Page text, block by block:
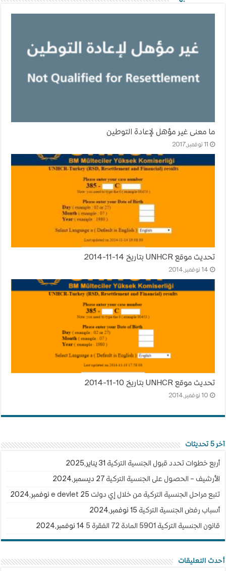
ما معنى غير مؤهل لإعادة التوطين
11 نوفمبر,2017
تحديث موقع UNHCR بتاريخ 14-11-2014
14 نوفمبر,2014
تحديث موقع UNHCR بتاريخ 10-11-2014
10 نوفمبر,2014
آخر 5 تحديثات
أربع خطوات تحدد قبول الجنسية التركية 31 يناير,2025
الأرشيف – الحصول على الجنسية التركية 27 ديسمبر,2024
تتبع مراحل الجنسية التركية من خلال إي دولت e devlet 25 نوفمبر,2024
أسباب رفض الجنسية التركية 15 نوفمبر,2024
قانون الجنسية التركية 5901 المادة 72 الفقرة 5 14 نوفمبر,2024
أحدث التعليقات